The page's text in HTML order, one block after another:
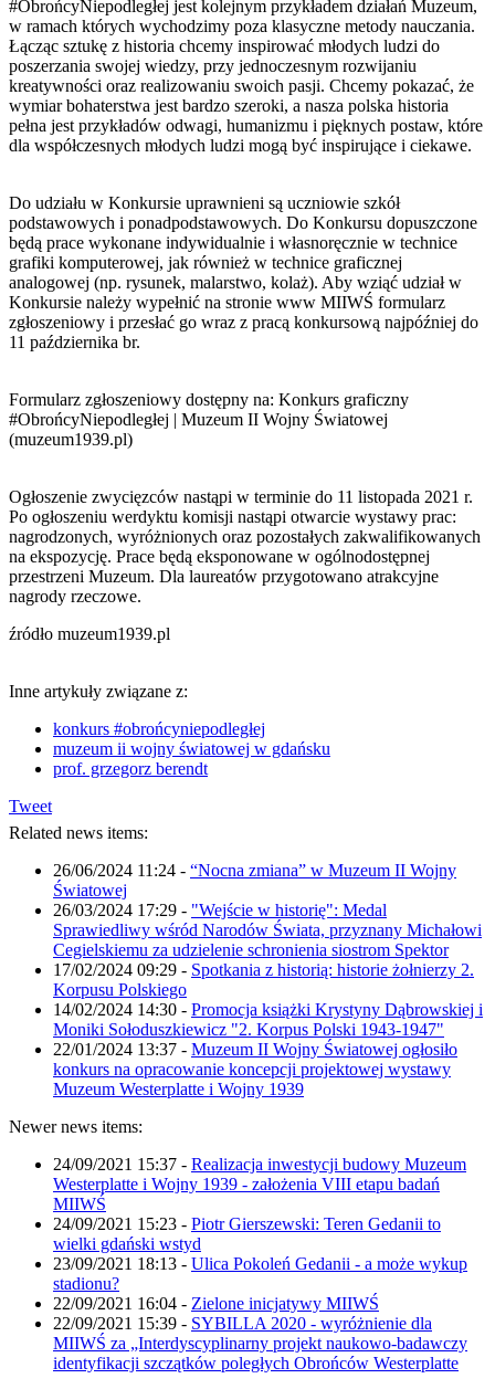
#ObrońcyNiepodległej jest kolejnym przykładem działań Muzeum,
w ramach których wychodzimy poza klasyczne metody nauczania.
Łącząc sztukę z historia chcemy inspirować młodych ludzi do
poszerzania swojej wiedzy, przy jednoczesnym rozwijaniu
kreatywności oraz realizowaniu swoich pasji. Chcemy pokazać, że
wymiar bohaterstwa jest bardzo szeroki, a nasza polska historia
pełna jest przykładów odwagi, humanizmu i pięknych postaw, które
dla współczesnych młodych ludzi mogą być inspirujące i ciekawe.
Do udziału w Konkursie uprawnieni są uczniowie szkół
podstawowych i ponadpodstawowych. Do Konkursu dopuszczone
będą prace wykonane indywidualnie i własnoręcznie w technice
grafiki komputerowej, jak również w technice graficznej
analogowej (np. rysunek, malarstwo, kolaż). Aby wziąć udział w
Konkursie należy wypełnić na stronie www MIIWŚ formularz
zgłoszeniowy i przesłać go wraz z pracą konkursową najpóźniej do
11 października br.
Formularz zgłoszeniowy dostępny na: Konkurs graficzny
#ObrońcyNiepodległej | Muzeum II Wojny Światowej
(muzeum1939.pl)
Ogłoszenie zwycięzców nastąpi w terminie do 11 listopada 2021 r.
Po ogłoszeniu werdyktu komisji nastąpi otwarcie wystawy prac:
nagrodzonych, wyróżnionych oraz pozostałych zakwalifikowanych
na ekspozycję. Prace będą eksponowane w ogólnodostępnej
przestrzeni Muzeum. Dla laureatów przygotowano atrakcyjne
nagrody rzeczowe.
źródło muzeum1939.pl
Inne artykuły związane z:
konkurs #obrońcyniepodległej
muzeum ii wojny światowej w gdańsku
prof. grzegorz berendt
Tweet
Related news items:
26/06/2024 11:24 - “Nocna zmiana” w Muzeum II Wojny
Światowej
26/03/2024 17:29 - "Wejście w historię": Medal
Sprawiedliwy wśród Narodów Świata, przyznany Michałowi
Cegielskiemu za udzielenie schronienia siostrom Spektor
17/02/2024 09:29 - Spotkania z historią: historie żołnierzy 2.
Korpusu Polskiego
14/02/2024 14:30 - Promocja książki Krystyny Dąbrowskiej i
Moniki Sołoduszkiewicz "2. Korpus Polski 1943-1947"
22/01/2024 13:37 - Muzeum II Wojny Światowej ogłosiło
konkurs na opracowanie koncepcji projektowej wystawy
Muzeum Westerplatte i Wojny 1939
Newer news items:
24/09/2021 15:37 - Realizacja inwestycji budowy Muzeum
Westerplatte i Wojny 1939 - założenia VIII etapu badań
MIIWŚ
24/09/2021 15:23 - Piotr Gierszewski: Teren Gedanii to
wielki gdański wstyd
23/09/2021 18:13 - Ulica Pokoleń Gedanii - a może wykup
stadionu?
22/09/2021 16:04 - Zielone inicjatywy MIIWŚ
22/09/2021 15:39 - SYBILLA 2020 - wyróżnienie dla
MIIWŚ za „Interdyscyplinarny projekt naukowo-badawczy
identyfikacji szczątków poległych Obrońców Westerplatte